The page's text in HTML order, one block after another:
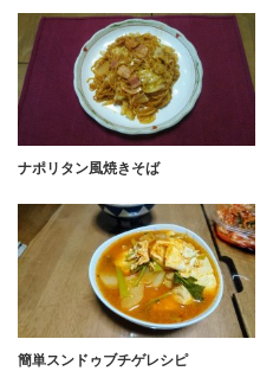
ナポリタン風焼きそば
簡単スンドゥブチゲレシピ